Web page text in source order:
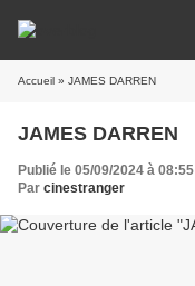
Accueil » JAMES DARREN
JAMES DARREN
Publié le 05/09/2024 à 08:55
Par cinestranger